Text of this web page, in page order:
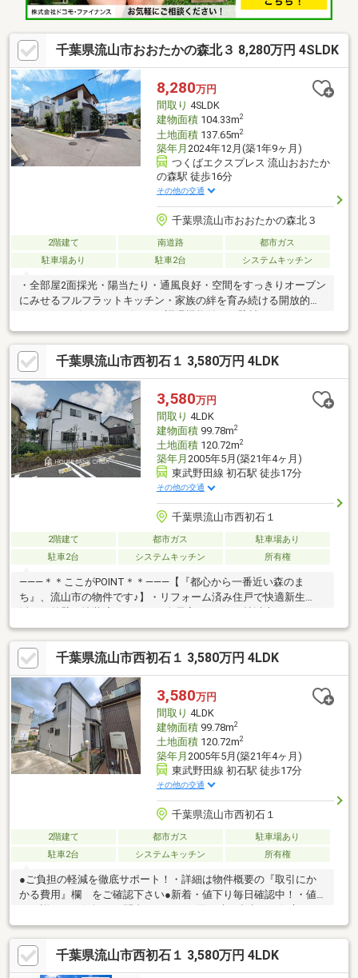
千葉県流山市おおたかの森北３ 8,280万円 4SLDK
8,280万円
間取り 4SLDK
建物面積104.33m2
土地面積137.65m2
築年月 2024年12月(築1年9ヶ月)
つくばエクスプレス 流山おおたか
の森駅 徒歩16分
その他の交通
千葉県流山市おおたかの森北３
2階建て 南道路
都市ガス
駐車場あり
駐車2台 システムキッチン
・全部屋2面採光・陽当たり・通風良好・空間をすっきりオーブン
にみせるフルフラットキッチン・家族の絆を育み続ける開放的な
や空間に華やかさをもたらす化粧梁使用・家族とのコミュニケー
ションを育めるリビング階段・プライベート感ただようインナー
バルコニー・お子様の遊び場、趣味やお仕事の部屋、納戸など、
多目的に利用できる2.5帖のSOHO・カースペース2台可（車種に
よる）※建蔽率は60％ですが、角地緩和により70％になります。
容積率は150％ですが、地区計画により120％に制限されます。
※SOHOも間取りに含まれています。
千葉県流山市西初石１ 3,580万円 4LDK
3,580万円
間取り 4LDK
建物面積99.78m2
土地面積120.72m2
築年月 2005年5月(築21年4ヶ月)
東武野田線 初石駅 徒歩17分
その他の交通
千葉県流山市西初石１
2階建て 都市ガス
駐車場あり
駐車2台
システムキッチン 所有権
―――＊＊ここがPOINT＊＊―――【『都心から一番近い森のま
ち』、流山市の物件です♪】・リフォーム済み住戸で快適新生
る4ＬＤＫ！・全室2面採光、陽当たり＆通風良好！・安らぎの空
間、和室もあります♪・水回り集中設計で家事ラク動線良好！・全
居室収納付きでお部屋スッキリ♪・カースペース2台分！※本日ご
案内可能です！是非、この機会にお気軽にお越し下さい♪◆人気
エリアの閑静な住宅街！◆百聞は一見にしかず。家族の安心拠点
になる4LDK♪◆早朝や夜間のご案内にも対応致します！◆住宅ロ
ーンのご相談もお気軽に♪
千葉県流山市西初石１ 3,580万円 4LDK
3,580万円
間取り 4LDK
建物面積99.78m2
土地面積120.72m2
築年月 2005年5月(築21年4ヶ月)
東武野田線 初石駅 徒歩17分
その他の交通
千葉県流山市西初石１
2階建て 都市ガス
駐車場あり
駐車2台
システムキッチン 所有権
●ご負担の軽減を徹底サポート！・詳細は物件概要の『取引にか
かる費用』欄 をご確認下さい●新着・値下り毎日確認中！・値
下り詳細はお気軽にお問合せ下さい・買い時の参考にお役立て下
さい●住宅ローン実績多数！・最適なローンプランをご提案・延
滞があってもプロがサポート・お借入れやお車のローンもご相談
可能です＼お引渡しまで責任をもって丁寧にフォロー／＼どんな
ことでも、お気軽にご相談ください／－－－－－－－－－－お電
千葉県流山市西初石１ 3,580万円 4LDK